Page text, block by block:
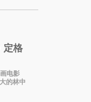
定格
电影
的林中
由特